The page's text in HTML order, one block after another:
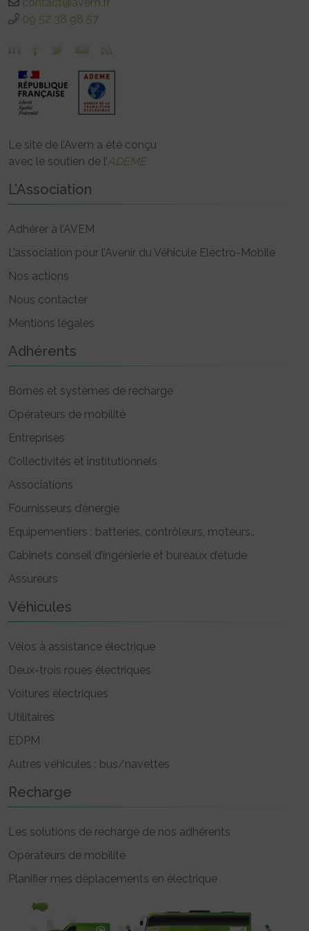
contact@avem.fr
09 52 38 98 57
Le site de l’Avem a été conçu
avec le soutien de l’ADEME
L’Association
Adhérer à l’AVEM
L’association pour l’Avenir du Véhicule Electro-Mobile
Nos actions
Nous contacter
Mentions légales
Adhérents
Bornes et systèmes de recharge
Opérateurs de mobilité
Entreprises
Collectivités et institutionnels
Associations
Fournisseurs d’énergie
Equipementiers : batteries, contrôleurs, moteurs..
Cabinets conseil d’ingénierie et bureaux d’étude
Assureurs
Véhicules
Vélos à assistance électrique
Deux-trois roues électriques
Voitures électriques
Utilitaires
EDPM
Autres véhicules : bus/navettes
Recharge
Les solutions de recharge de nos adhérents
Opérateurs de mobilité
Planifier mes déplacements en électrique